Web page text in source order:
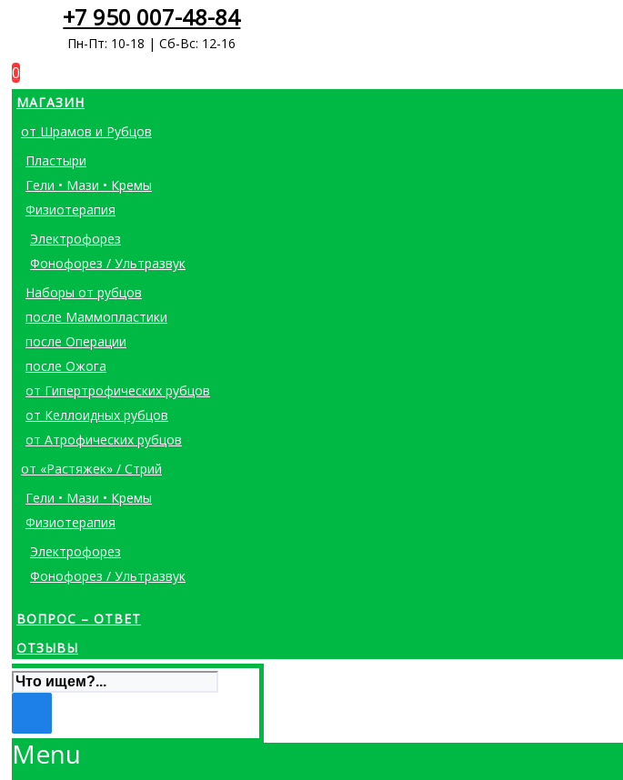
+7 950 007-48-84
Пн-Пт: 10-18 | Сб-Вс: 12-16
0
МАГАЗИН
от Шрамов и Рубцов
Пластыри
Гели • Мази • Кремы
Физиотерапия
Электрофорез
Фонофорез / Ультразвук
Наборы от рубцов
после Маммопластики
после Операции
после Ожога
от Гипертрофических рубцов
от Келлоидных рубцов
от Атрофических рубцов
от «Растяжек» / Стрий
Гели • Мази • Кремы
Физиотерапия
Электрофорез
Фонофорез / Ультразвук
ВОПРОС – ОТВЕТ
ОТЗЫВЫ
Menu